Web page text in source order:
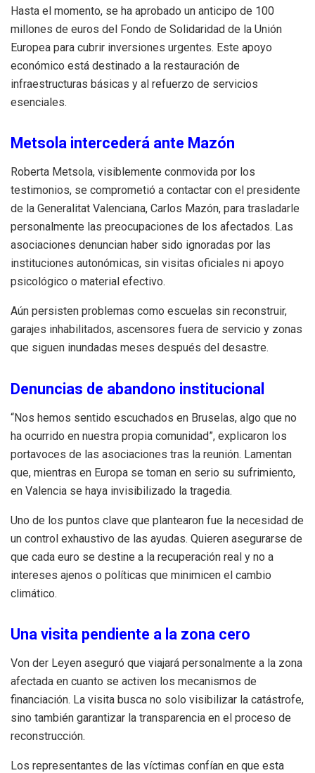
Hasta el momento, se ha aprobado un anticipo de 100
millones de euros del Fondo de Solidaridad de la Unión
Europea para cubrir inversiones urgentes. Este apoyo
económico está destinado a la restauración de
infraestructuras básicas y al refuerzo de servicios
esenciales.
Metsola intercederá ante Mazón
Roberta Metsola, visiblemente conmovida por los
testimonios, se comprometió a contactar con el presidente
de la Generalitat Valenciana, Carlos Mazón, para trasladarle
personalmente las preocupaciones de los afectados. Las
asociaciones denuncian haber sido ignoradas por las
instituciones autonómicas, sin visitas oficiales ni apoyo
psicológico o material efectivo.
Aún persisten problemas como escuelas sin reconstruir,
garajes inhabilitados, ascensores fuera de servicio y zonas
que siguen inundadas meses después del desastre.
Denuncias de abandono institucional
“Nos hemos sentido escuchados en Bruselas, algo que no
ha ocurrido en nuestra propia comunidad”, explicaron los
portavoces de las asociaciones tras la reunión. Lamentan
que, mientras en Europa se toman en serio su sufrimiento,
en Valencia se haya invisibilizado la tragedia.
Uno de los puntos clave que plantearon fue la necesidad de
un control exhaustivo de las ayudas. Quieren asegurarse de
que cada euro se destine a la recuperación real y no a
intereses ajenos o políticas que minimicen el cambio
climático.
Una visita pendiente a la zona cero
Von der Leyen aseguró que viajará personalmente a la zona
afectada en cuanto se activen los mecanismos de
financiación. La visita busca no solo visibilizar la catástrofe,
sino también garantizar la transparencia en el proceso de
reconstrucción.
Los representantes de las víctimas confían en que esta